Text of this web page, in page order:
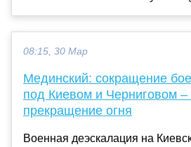
08:15, 30 Мар
Мединский: сокращение
под Киевом и Черниговом –
прекращение огня
Военная деэскалация на